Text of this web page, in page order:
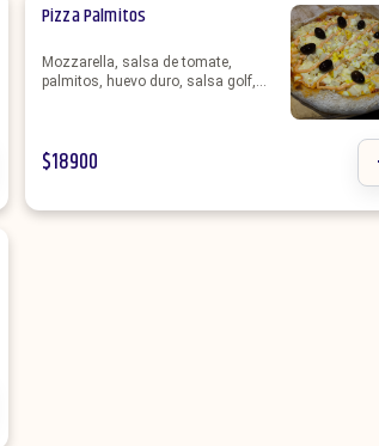
Pizza Palmitos
Mozzarella, salsa de tomate,
palmitos, huevo duro, salsa golf,
$18900